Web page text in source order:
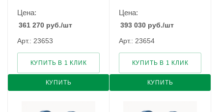
Цена:
361 270 руб./шт
Арт.: 23653
КУПИТЬ
КУПИТЬ В 1 КЛИК
Цена:
393 030 руб./шт
Арт.: 23654
КУПИТЬ
КУПИТЬ В 1 КЛИК